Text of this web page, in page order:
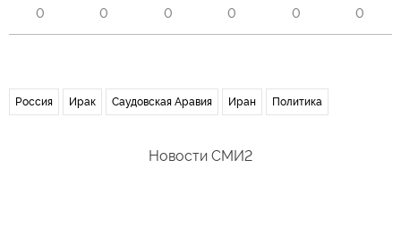
0 0 0 0 0 0
Россия Ирак Саудовская Аравия Иран Политика
Новости СМИ2